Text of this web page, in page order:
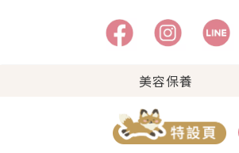
美容保養